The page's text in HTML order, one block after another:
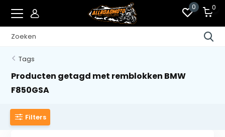
0 0
Tags
Producten getagd met remblokken BMW
F850GSA
Filters